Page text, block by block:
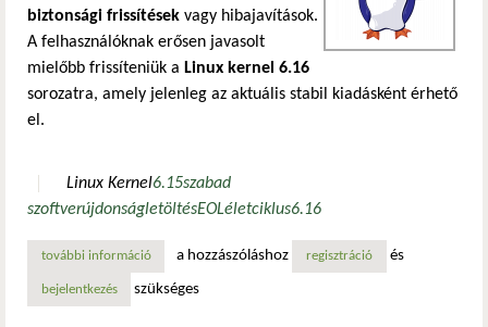
biztonsági frissítések vagy hibajavítások.
A felhasználóknak erősen javasolt
mielőbb frissíteniük a Linux kernel 6.16
sorozatra, amely jelenleg az aktuális stabil kiadásként érhető
el.
Linux Kernel6.15szabad
szoftverújdonságletöltésEOLéletciklus6.16
további információa linux kernel 6.15 életciklusa véget ért – frissíts a 6.16-
a hozzászóláshoz regisztráció és
bejelentkezés szükséges